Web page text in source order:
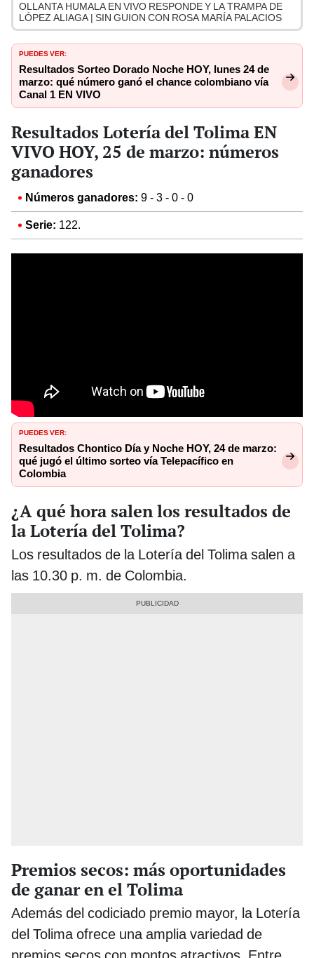
OLLANTA HUMALA EN VIVO RESPONDE Y LA TRAMPA DE
LÓPEZ ALIAGA | SIN GUION CON ROSA MARÍA PALACIOS
PUEDES VER:
Resultados Sorteo Dorado Noche HOY, lunes 24 de
marzo: qué número ganó el chance colombiano vía
Canal 1 EN VIVO
Resultados Lotería del Tolima EN
VIVO HOY, 25 de marzo: números
ganadores
Números ganadores: 9 - 3 - 0 - 0
Serie: 122.
PUEDES VER:
Resultados Chontico Día y Noche HOY, 24 de marzo:
qué jugó el último sorteo vía Telepacífico en
Colombia
¿A qué hora salen los resultados de
la Lotería del Tolima?
Los resultados de la Lotería del Tolima salen a
las 10.30 p. m. de Colombia.
Premios secos: más oportunidades
de ganar en el Tolima
Además del codiciado premio mayor, la Lotería
del Tolima ofrece una amplia variedad de